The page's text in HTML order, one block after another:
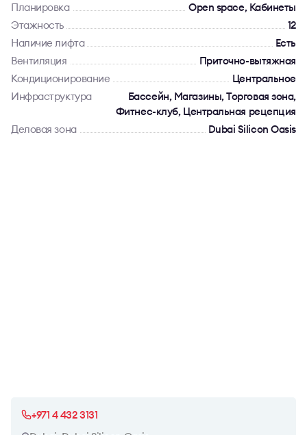
Планировка
Open space, Кабинеты
Этажность
12
Наличие лифта
Есть
Вентиляция
Приточно-вытяжная
Кондиционирование
Центральное
Инфраструктура
Бассейн, Магазины, Торговая зона,
Фитнес-клуб, Центральная рецепция
Деловая зона
Dubai Silicon Oasis
+971 4 432 3131